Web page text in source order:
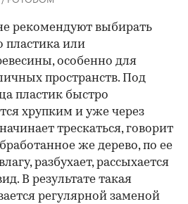
рекомендуют выбирать
пластика или
особенно для
пространств. Под
пластик быстро
хрупким и уже через
трескаться, говорит
же дерево, по ее
разбухает, рассыхается
В результате такая
регулярной заменой